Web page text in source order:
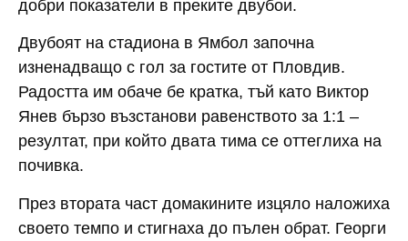
добри показатели в преките двубои.
Двубоят на стадиона в Ямбол започна
изненадващо с гол за гостите от Пловдив.
Радостта им обаче бе кратка, тъй като Виктор
Янев бързо възстанови равенството за 1:1 –
резултат, при който двата тима се оттеглиха на
почивка.
През втората част домакините изцяло наложиха
своето темпо и стигнаха до пълен обрат. Георги